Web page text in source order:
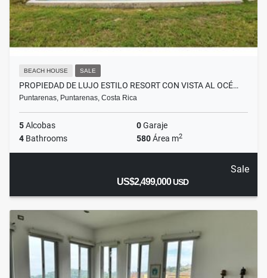
BEACH HOUSE SALE
PROPIEDAD DE LUJO ESTILO RESORT CON VISTA AL OCÉ…
Puntarenas, Puntarenas, Costa Rica
5Alcobas 0Garaje
4 Bathrooms 580Área m2
Sale
US$2,499,000USD